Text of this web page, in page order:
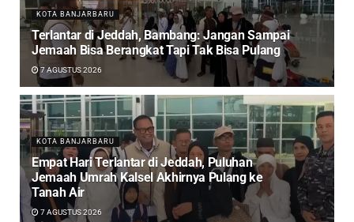
KOTA BANJARBARU
Terlantar di Jeddah, Bambang: Jangan Sampai
Jemaah Bisa Berangkat Tapi Tak Bisa Pulang
7 AGUSTUS 2026
KOTA BANJARBARU
Empat Hari Terlantar di Jeddah, Puluhan
Jemaah Umrah Kalsel Akhirnya Pulang ke
Tanah Air
7 AGUSTUS 2026